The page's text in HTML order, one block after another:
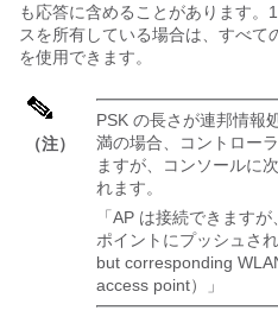
も応答に含めることがあります。
スを所有している場合は、すべ
を使用できます。
（注）
PSK の長さが連邦情報
満の場合、コントロー
ますが、コンソールに
れます。
「AP は接続できます
ポイントにプッシュさ
but corresponding
access point）」